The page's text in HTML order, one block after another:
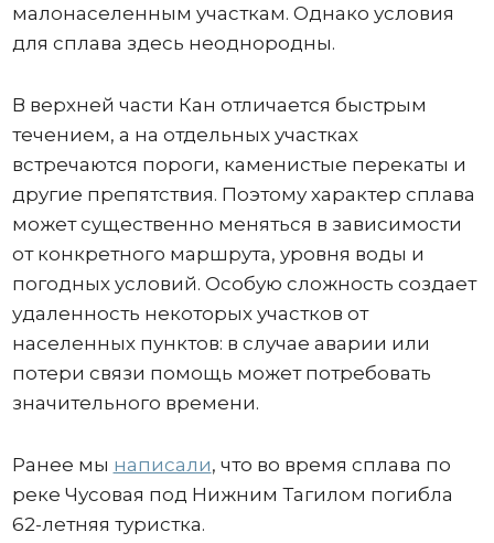
малонаселенным участкам. Однако условия
для сплава здесь неоднородны.
В верхней части Кан отличается быстрым
течением, а на отдельных участках
встречаются пороги, каменистые перекаты и
другие препятствия. Поэтому характер сплава
может существенно меняться в зависимости
от конкретного маршрута, уровня воды и
погодных условий. Особую сложность создает
удаленность некоторых участков от
населенных пунктов: в случае аварии или
потери связи помощь может потребовать
значительного времени.
Ранее мы написали, что во время сплава по
реке Чусовая под Нижним Тагилом погибла
62-летняя туристка.